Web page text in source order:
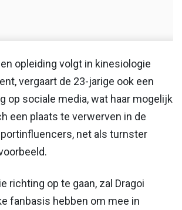
opleiding volgt in kinesiologie
vergaart de 23-jarige ook een
op sociale media, wat haar mogelijk
een plaats te verwerven in de
net als turnster
richting op te gaan, zal Dragoi
fanbasis hebben om mee in